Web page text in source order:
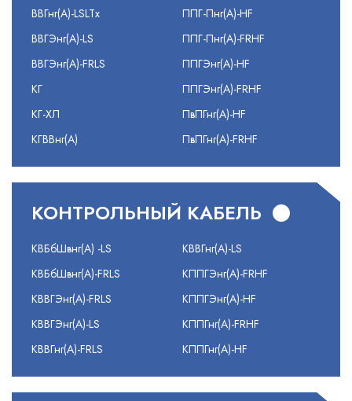
ВВГнг(А)-LSLTx
ВВГЭнг(А)-LS
ВВГЭнг(А)-FRLS
КГ
КГ-ХЛ
КГВВнг(А)
ППГ-Пнг(А)-HF
ППГ-Пнг(А)-FRHF
ППГЭнг(А)-HF
ППГЭнг(А)-FRHF
ПвПГнг(А)-HF
ПвПГнг(А)-FRHF
КОНТРОЛЬНЫЙ КАБЕЛЬ
КВБбШвнг(А) -LS
КВБбШвнг(А)-FRLS
КВВГЭнг(А)-FRLS
КВВГЭнг(А)-LS
КВВГнг(А)-FRLS
КВВГнг(А)-LS
КППГЭнг(А)-FRHF
КППГЭнг(А)-HF
КППГнг(А)-FRHF
КППГнг(А)-HF